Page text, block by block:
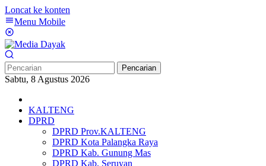
Loncat ke konten
Menu Mobile
Pencarian
Sabtu, 8 Agustus 2026
KALTENG
DPRD
DPRD Prov.KALTENG
DPRD Kota Palangka Raya
DPRD Kab. Gunung Mas
DPRD Kab. Seruyan